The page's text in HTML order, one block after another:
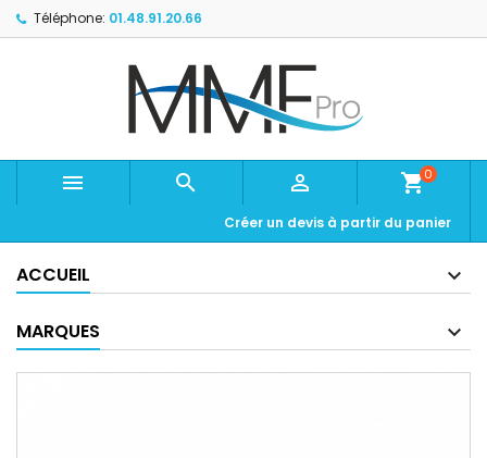
Téléphone: 01.48.91.20.66
   shopping_cart0
Créer un devis à partir du panier
ACCUEIL
MARQUES